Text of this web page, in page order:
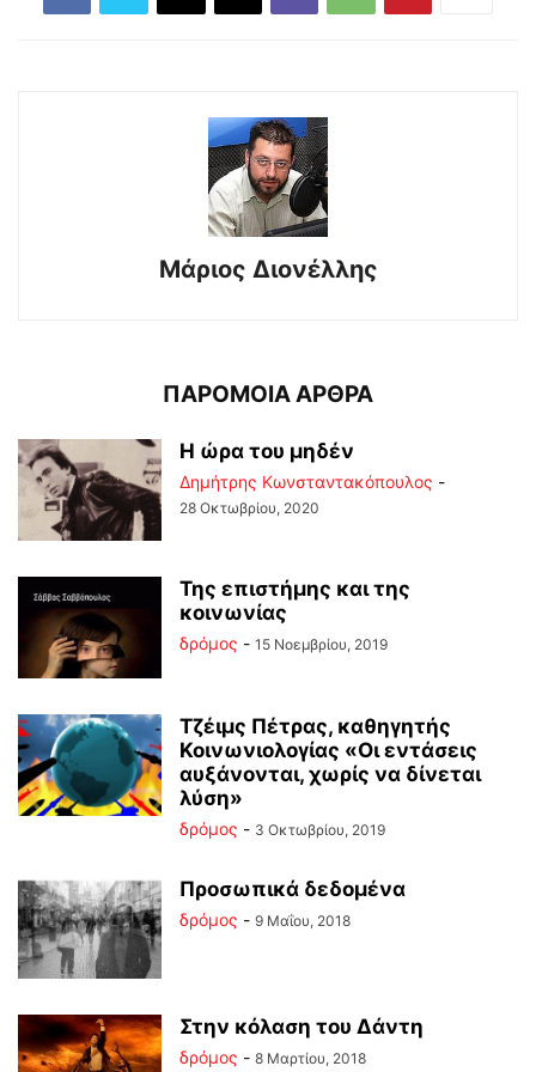
Μάριος Διονέλλης
ΠΑΡΟΜΟΙΑ ΑΡΘΡΑ
Η ώρα του μηδέν
Δημήτρης Κωνσταντακόπουλος -
28 Οκτωβρίου, 2020
Της επιστήμης και της
κοινωνίας
δρόμος - 15 Νοεμβρίου, 2019
Τζέιμς Πέτρας, καθηγητής
Κοινωνιολογίας «Οι εντάσεις
αυξάνονται, χωρίς να δίνεται
λύση»
δρόμος - 3 Οκτωβρίου, 2019
Προσωπικά δεδομένα
δρόμος - 9 Μαΐου, 2018
Στην κόλαση του Δάντη
δρόμος - 8 Μαρτίου, 2018